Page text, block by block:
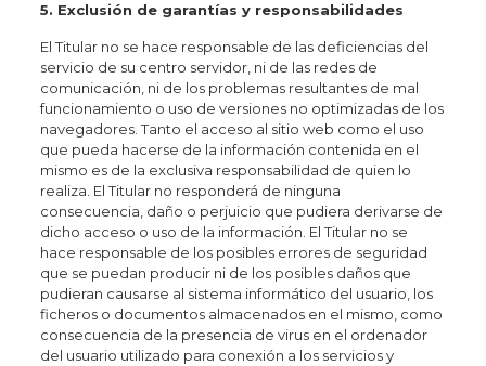
5. Exclusión de garantías y responsabilidades
El Titular no se hace responsable de las deficiencias del
servicio de su centro servidor, ni de las redes de
comunicación, ni de los problemas resultantes de mal
funcionamiento o uso de versiones no optimizadas de los
navegadores. Tanto el acceso al sitio web como el uso
que pueda hacerse de la información contenida en el
mismo es de la exclusiva responsabilidad de quien lo
realiza. El Titular no responderá de ninguna
consecuencia, daño o perjuicio que pudiera derivarse de
dicho acceso o uso de la información. El Titular no se
hace responsable de los posibles errores de seguridad
que se puedan producir ni de los posibles daños que
pudieran causarse al sistema informático del usuario, los
ficheros o documentos almacenados en el mismo, como
consecuencia de la presencia de virus en el ordenador
del usuario utilizado para conexión a los servicios y